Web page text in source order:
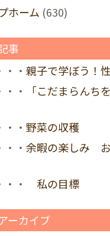
ホーム (630)
事
・ 親子で学ぼう！
・
「こだまらんち
・ 野菜の収穫
・ 余暇の楽しみ
・
私の目標
ーカイブ